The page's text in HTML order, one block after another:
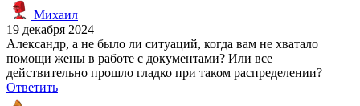
Михаил
19 декабря 2024
Александр, а не было ли ситуаций, когда вам не хватало
помощи жены в работе с документами? Или все
действительно прошло гладко при таком распределении?
Ответить